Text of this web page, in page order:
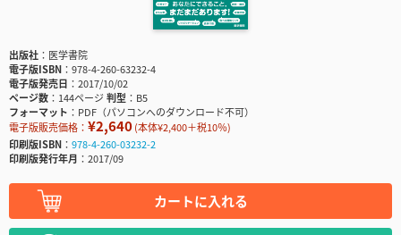
出版社
医学書院
電子版ISBN
978-4-260-63232-4
電子版発売日
2017/10/02
ページ数
144ページ判型
B5
フォーマット
PDF（パソコンへのダウンロード不可）
電子版販売価格： ¥2,640(本体¥2,400＋税10％)
印刷版ISBN
978-4-260-03232-2
印刷版発行年月
2017/09
カートに入れる